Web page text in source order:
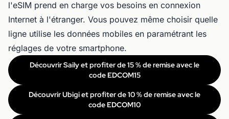
l'eSIM prend en charge vos besoins en connexion
Internet à l'étranger. Vous pouvez même choisir quelle
ligne utilise les données mobiles en paramétrant les
réglages de votre smartphone.
Découvrir Saily et profiter de 15 % de remise avec le
code EDCOM15
Découvrir Ubigi et profiter de 10 % de remise avec le
code EDCOM10